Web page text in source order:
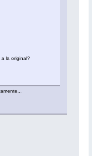
a la original?